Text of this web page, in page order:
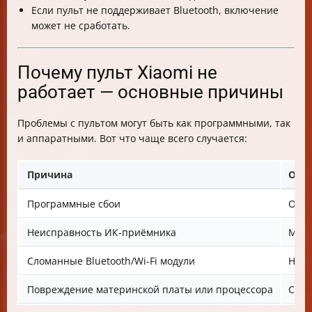
Если пульт не поддерживает Bluetooth, включение
может не сработать.
Почему пульт Xiaomi не
работает — основные причины
Проблемы с пультом могут быть как программными, так
и аппаратными. Вот что чаще всего случается:
Причина
Программные сбои
Неисправность ИК-приёмника
Сломанные Bluetooth/Wi-Fi модули
Повреждение материнской платы или процессора